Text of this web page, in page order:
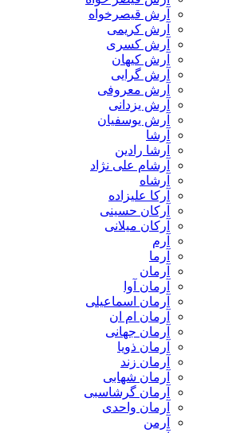
آرش قیصرخواه
آرش کریمی
آرش کسری
آرش کیهان
آرش گرایی
آرش معروفی
آرش یزدانی
آرش یوسفیان
آرشا
آرشا رادین
آرشام علی نژاد
آرشاه
آرکا علیزاده
آرکان حسینی
آرکان میلانی
آرم
آرما
آرمان
آرمان آوا
آرمان اسماعیلی
آرمان ام ان
آرمان جهانی
آرمان ذویا
آرمان زند
آرمان شهابی
آرمان گرشاسبی
آرمان واحدی
آرمن